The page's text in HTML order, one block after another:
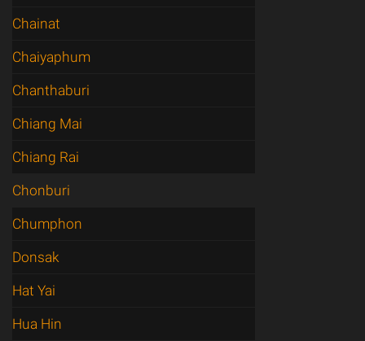
Chainat
Chaiyaphum
Chanthaburi
Chiang Mai
Chiang Rai
Chonburi
Chumphon
Donsak
Hat Yai
Hua Hin